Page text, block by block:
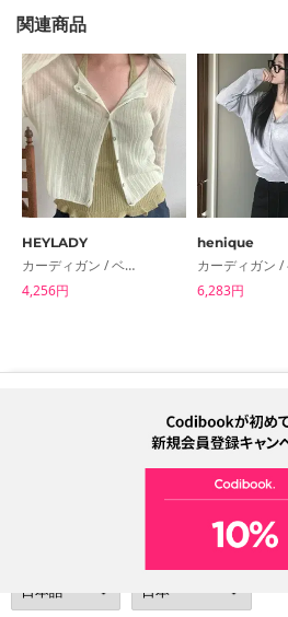
関連商品
HEYLADY
カーディガン / ベスト
4,256円
henique
6,283円
電話番号：05068838012 (月-金 1PM ~ 5PM)
電子メールアドレス：help@codibook.net
所在地：A-301, 114, Gasan digital 2-ro,